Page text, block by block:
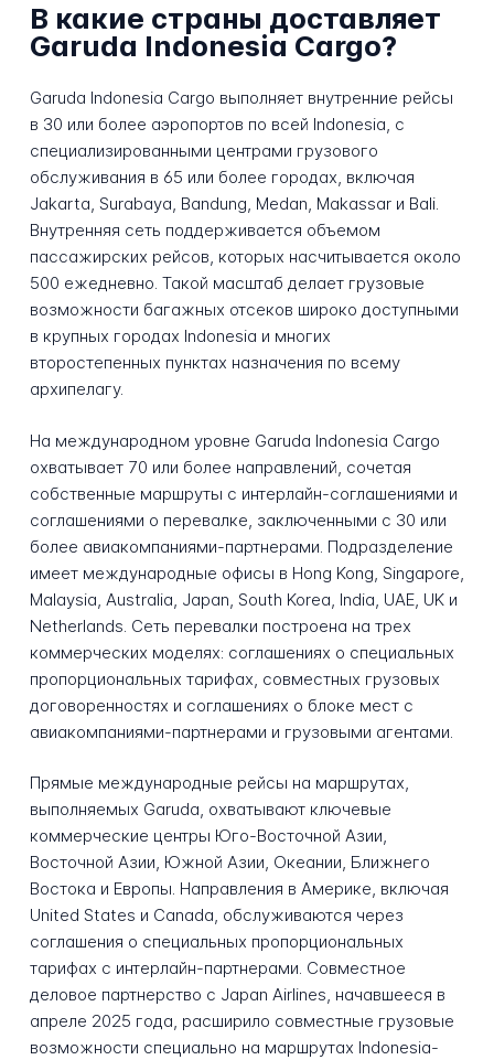
В какие страны доставляет
Garuda Indonesia Cargo?
Garuda Indonesia Cargo выполняет внутренние рейсы
в 30 или более аэропортов по всей Indonesia, с
специализированными центрами грузового
обслуживания в 65 или более городах, включая
Jakarta, Surabaya, Bandung, Medan, Makassar и Bali.
Внутренняя сеть поддерживается объемом
пассажирских рейсов, которых насчитывается около
500 ежедневно. Такой масштаб делает грузовые
возможности багажных отсеков широко доступными
в крупных городах Indonesia и многих
второстепенных пунктах назначения по всему
архипелагу.
На международном уровне Garuda Indonesia Cargo
охватывает 70 или более направлений, сочетая
собственные маршруты с интерлайн-соглашениями и
соглашениями о перевалке, заключенными с 30 или
более авиакомпаниями-партнерами. Подразделение
имеет международные офисы в Hong Kong, Singapore,
Malaysia, Australia, Japan, South Korea, India, UAE, UK и
Netherlands. Сеть перевалки построена на трех
коммерческих моделях: соглашениях о специальных
пропорциональных тарифах, совместных грузовых
договоренностях и соглашениях о блоке мест с
авиакомпаниями-партнерами и грузовыми агентами.
Прямые международные рейсы на маршрутах,
выполняемых Garuda, охватывают ключевые
коммерческие центры Юго-Восточной Азии,
Восточной Азии, Южной Азии, Океании, Ближнего
Востока и Европы. Направления в Америке, включая
United States и Canada, обслуживаются через
соглашения о специальных пропорциональных
тарифах с интерлайн-партнерами. Совместное
деловое партнерство с Japan Airlines, начавшееся в
апреле 2025 года, расширило совместные грузовые
возможности специально на маршрутах Indonesia-